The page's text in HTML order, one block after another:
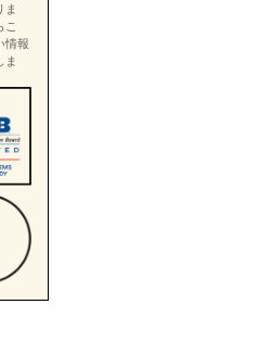
ま
こ
情報
ま